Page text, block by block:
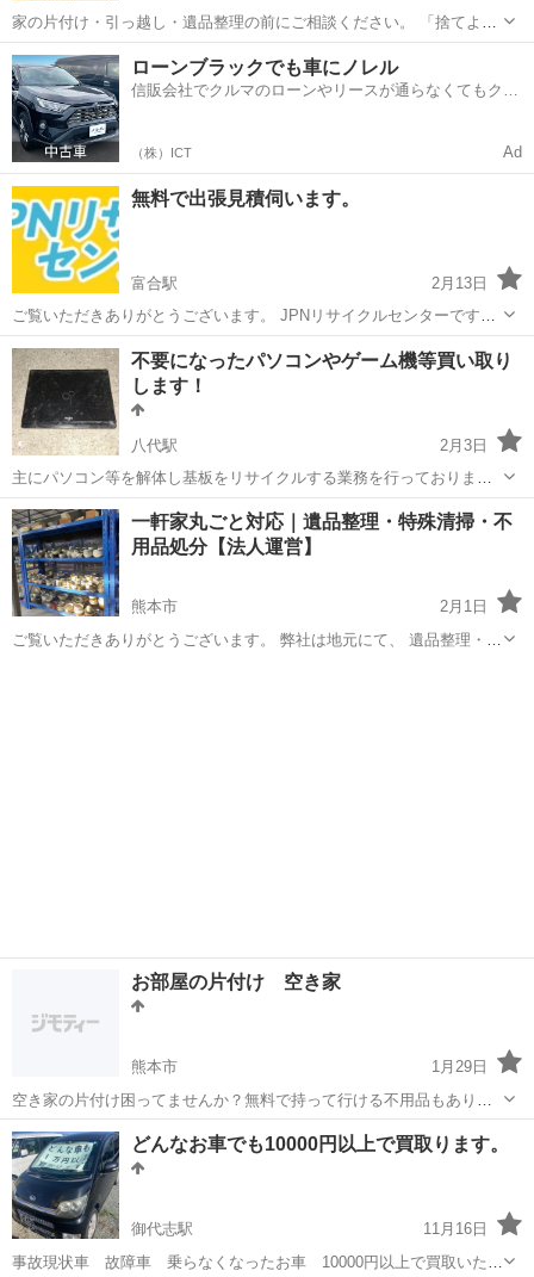
家の片付け・引っ越し・遺品整理の前にご相談ください。 「捨てよう
と思ったけど、どう処分していいか分からない」そんな物をまとめて
見ます。 例えばこんな物↓・ガラケー、ポケットWi-Fi・止まった腕時
計、置き時計・贈答品、バ...
熊本 熊本市 遺品整理 無料
ローンブラックでも車にノレル
信販会社でクルマのローンやリースが通らなくてもクル
（株）ICT Ad
無料で出張見積伺います。
富合駅
2月13日
ご覧いただきありがとうございます。 JPNリサイクルセンターです。
▶ こんなお悩みありませんか。 ・ご実家を丸ごとお片付けしたい ・
親族やお知り合いが亡くなり、遺品の整理に困っている ・一人では片
付けきれないほど物が...
熊本 熊本市 富合駅 不用品買取 遺品整理士
不要になったパソコンやゲーム機等買い取り
します！
八代駅
2月3日
主にパソコン等を解体し基板をリサイクルする業務を行っておりま
す。 ハードディスクの機能破壊も可能！(写真5枚目が磁気破壊装置)
スクラップ屋さんが苦手とされる物が案外得意だったりします(^-^) 取
扱い商品例 基板各種、パ...
熊本 八代市 八代駅 不用品買取 スクラップ
一軒家丸ごと対応｜遺品整理・特殊清掃・不
用品処分【法人運営】
熊本市
2月1日
ご覧いただきありがとうございます。 弊社は地元にて、 遺品整理・一
お部屋の片付け 空き家
熊本市
1月29日
空き家の片付け困ってませんか？無料で持って行ける不用品もありま
す。 そのほかの不用品回収もしてます。他社より安い自信あります。
見積もり無料なのでご安心ください。ご相談からでも大丈夫です。
熊本 熊本市 不用品買取
どんなお車でも10000円以上で買取ります。
御代志駅
11月16日
事故現状車 故障車 乗らなくなったお車 10000円以上で買取いたし